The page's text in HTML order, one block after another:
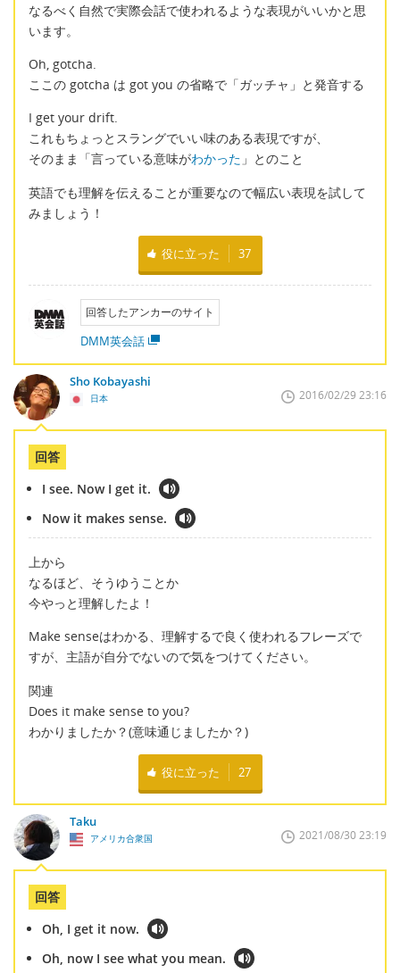
なるべく自然で実際会話で使われるような表現がいいかと思
います。
Oh, gotcha.
ここの gotcha は got you の省略で「ガッチャ」と発音する
I get your drift.
これもちょっとスラングでいい味のある表現ですが、
そのまま「言っている意味がわかった 」とのこと
英語でも理解を伝えることが重要なので幅広い表現を試して
みましょう！
役に立った 37
回答したアンカーのサイト
DMM英会話
Sho Kobayashi
日本 2016/02/29 23:16
回答
I see. Now I get it.
Now it makes sense.
上から
なるほど、そうゆうことか
今やっと理解したよ！
Make senseはわかる、理解するで良く使われるフレーズで
すが、主語が自分でないので気をつけてください。
関連
Does it make sense to you?
わかりましたか？(意味通じましたか？)
役に立った 27
Taku
アメリカ合衆国 2021/08/30 23:19
回答
Oh, I get it now.
Oh, now I see what you mean.